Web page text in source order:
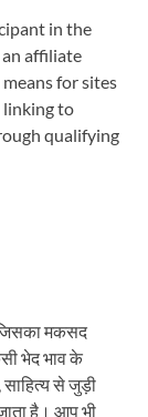
in the
an affiliate
for sites
linking to
qualifying
मकसद
भेद भाव के
साहित्य से जुड़ी
है। आप भी